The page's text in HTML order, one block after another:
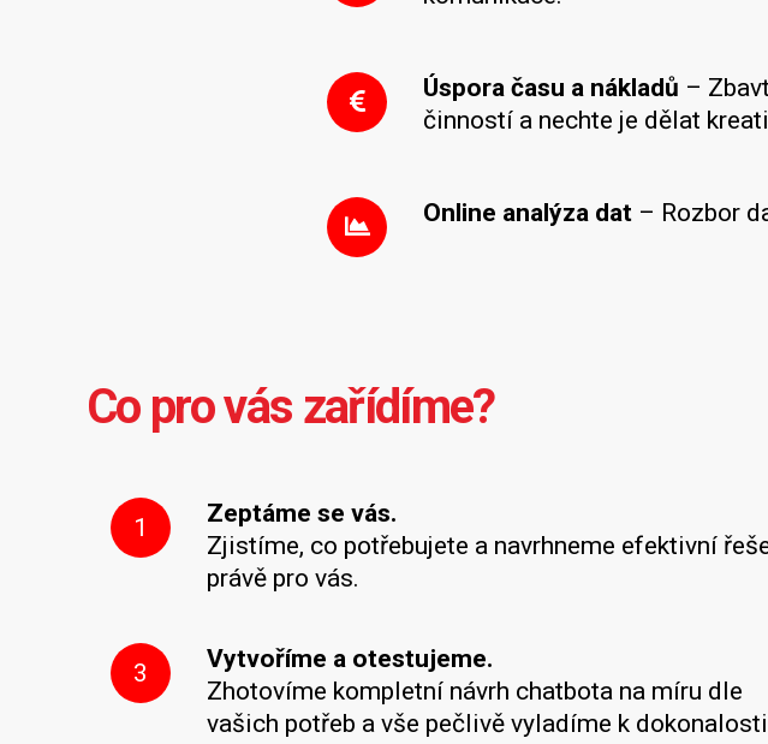
Úspora času a nákladů –
činností a nechte je dělat
Online analýza dat – Rozbor
Co pro vás zařídíme?
1
Zeptáme se vás.
Zjistíme, co potřebujete a navrhneme efektivní
právě pro vás.
3
Vytvoříme a otestujeme.
Zhotovíme kompletní návrh chatbota na míru dle
vašich potřeb a vše pečlivě vyladíme k